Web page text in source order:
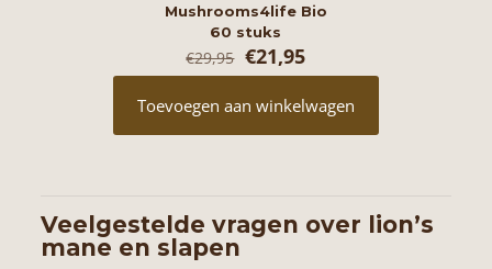
Mushrooms4life Bio
60 stuks
€29,95 Oorspronkelijke
prijs
was:
€29,95.
€21,95Huidige
prijs
is:
€21,95.
Toevoegen aan winkelwagen
Veelgestelde vragen over lion’s
mane en slapen